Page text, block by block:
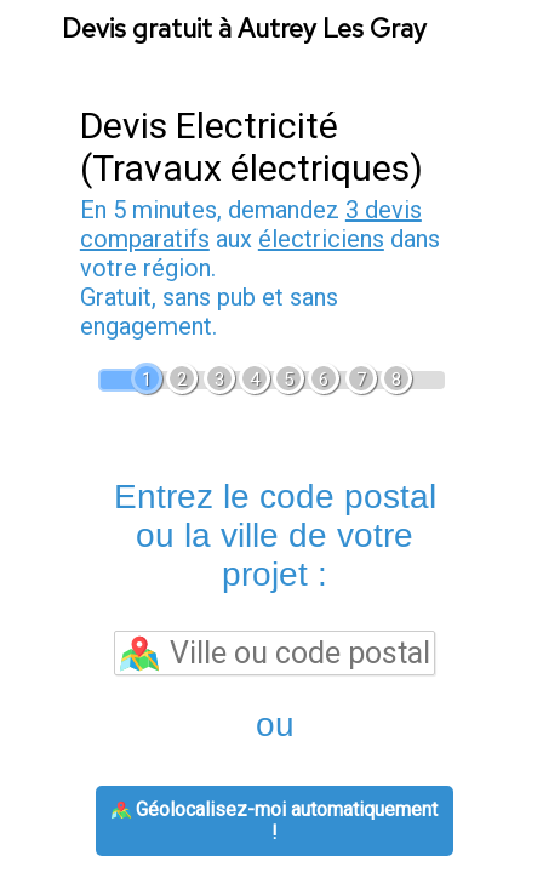
Devis gratuit à Autrey Les Gray
Devis Electricité
(Travaux électriques)
En 5 minutes, demandez 3 devis
comparatifs aux électriciens dans
votre région.
Gratuit, sans pub et sans
engagement.
1 2 3 4 5 6 7 8
Entrez le code postal
ou la ville de votre
projet :
ou
Géolocalisez-moi automatiquement
!